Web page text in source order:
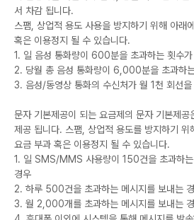
서 차감 됩니다.
스팸, 상업적 용도 사용을 방지하기 위해 아래
혹은 이용정지 될 수 있습니다.
1. 일 음성 통화량이 600분을 초과하는 횟수
2. 당월 총 음성 통화량이 6,000분을 초과하
3. 음성/동영상 통화의 수신처가 월 1천 회선
문자 기본제공이 되는 요금제의 문자 기본제
제공 됩니다. 스팸, 상업적 용도를 방지하기 위
요금 부과 혹은 이용정지 될 수 있습니다.
1. 일 SMS/MMS 사용량이 150건을 초과하
경우
2. 하루 500건을 초과하는 메시지를 보내는
3. 월 2,000개를 초과하는 메시지를 보내는